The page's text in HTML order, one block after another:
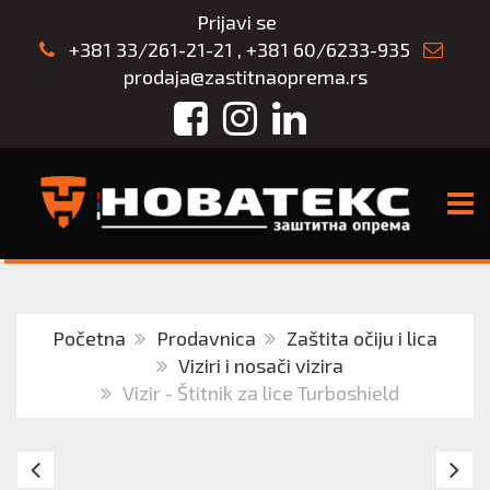
Prijavi se
+381 33/261-21-21 , +381 60/6233-935
prodaja@zastitnaoprema.rs
FacebookInstagram
LinkedIn
Početna Prodavnica
Zaštita očiju i lica
Viziri i nosači vizira
Vizir - Štitnik za lice Turboshield
NOSAČ